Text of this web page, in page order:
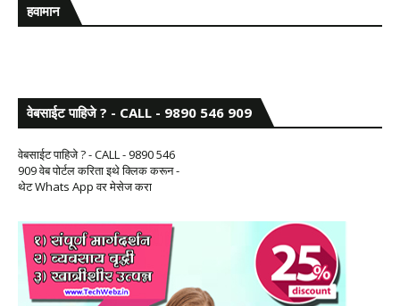
हवामान
वेबसाईट पाहिजे ? - CALL - 9890 546 909
वेबसाईट पाहिजे ? - CALL - 9890 546
909 वेब पोर्टल करिता इथे क्लिक करून -
थेट Whats App वर मेसेज करा